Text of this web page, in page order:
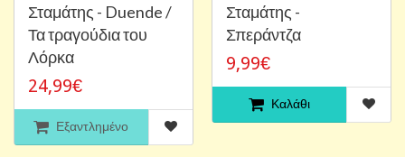
Σταμάτης - Duende /
Τα τραγούδια του
Λόρκα
24,99€
Εξαντλημένο
Σταμάτης -
Σπεράντζα
9,99€
Καλάθι